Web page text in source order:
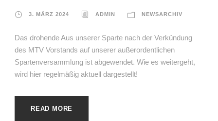
3. MÄRZ 2024 ADMIN NEWSARCHIV
Das drohende Aus unserer Sparte nach der Verkündung
des MTV Vorstands auf unserer außerordentlichen
Spartenversammlung ist abgewendet. Wie es weitergeht,
wird hier regelmäßig aktuell dargestellt!
READ MORE